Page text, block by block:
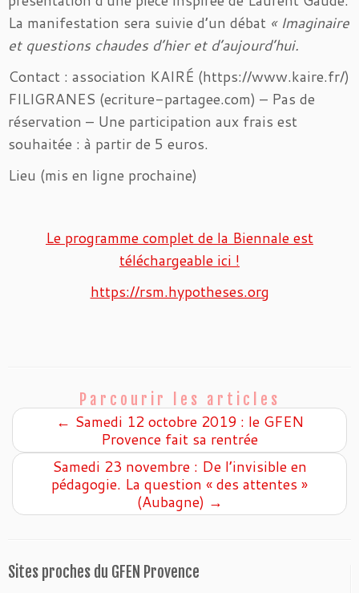
La manifestation sera suivie d’un débat « Imaginaire
et questions chaudes d’hier et d’aujourd’hui.
Contact : association KAIRÉ (https://www.kaire.fr/)
FILIGRANES (ecriture-partagee.com) – Pas de
réservation – Une participation aux frais est
souhaitée : à partir de 5 euros.
Lieu (mis en ligne prochaine)
Le programme complet de la Biennale est
téléchargeable ici !
https://rsm.hypotheses.org
Parcourir les articles
← Samedi 12 octobre 2019 : le GFEN
Provence fait sa rentrée
Samedi 23 novembre : De l’invisible en
pédagogie. La question « des attentes »
(Aubagne) →
Sites proches du GFEN Provence